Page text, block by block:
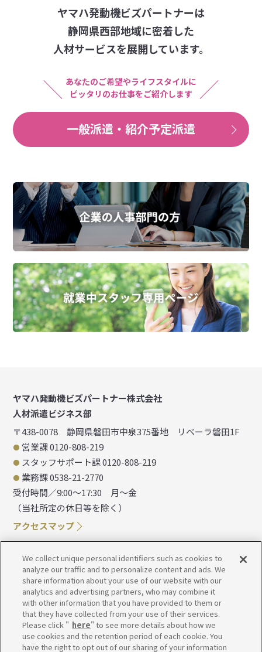
ヤマハ発動機ビズパートナーは
静岡県西部地域に密着した
人材サービスを展開しています。
あなたのご希望やライフスタイルに
ピッタリのお仕事をご紹介します
一般派遣・紹介予定派遣
ヤマハ発動機ビズパートナー株式会社
人材派遣ビジネス部
〒438-0078静岡県磐田市中泉375番地
リベーラ磐田1F
営業課 0120-808-219
スタッフサポート課 0120-808-219
業務課 0538-21-2770
受付時間／9:00～17:30 月～金
（当社所定の休日等を除く）
アクセスマップ
We collect unique personal identifiers such as cookies to
analyze our traffic and to personalize content and ads. We
share information about your use of our website with our
analytics and advertising partners, who may combine it
with other information that you have provided to them or
that they have collected from your use of their services.
Please click " here" to see more details about how we
use cookies and the retention period of each cookie. You
have the right to opt out of our sharing of your information